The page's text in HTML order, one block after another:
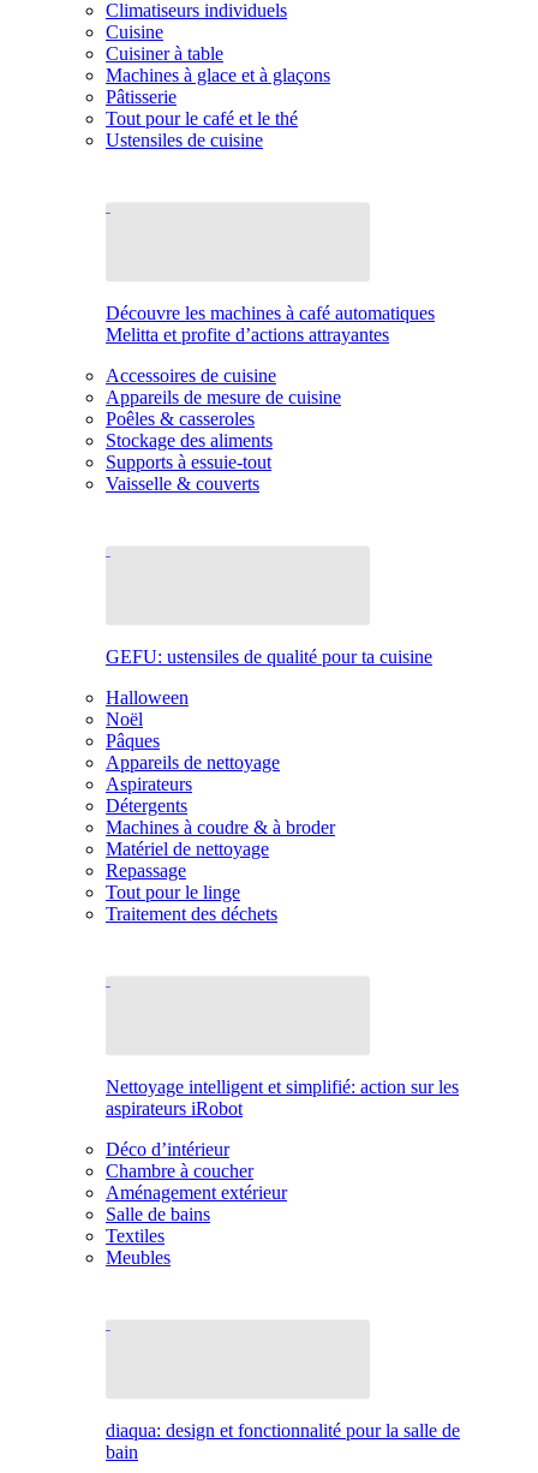
Climatiseurs individuels
Cuisine
Cuisiner à table
Machines à glace et à glaçons
Pâtisserie
Tout pour le café et le thé
Ustensiles de cuisine
Découvre les machines à café automatiques
Melitta et profite d’actions attrayantes
Accessoires de cuisine
Appareils de mesure de cuisine
Poêles & casseroles
Stockage des aliments
Supports à essuie-tout
Vaisselle & couverts
GEFU: ustensiles de qualité pour ta cuisine
Halloween
Noël
Pâques
Appareils de nettoyage
Aspirateurs
Détergents
Machines à coudre & à broder
Matériel de nettoyage
Repassage
Tout pour le linge
Traitement des déchets
Nettoyage intelligent et simplifié: action sur les
aspirateurs iRobot
Déco d’intérieur
Chambre à coucher
Aménagement extérieur
Salle de bains
Textiles
Meubles
diaqua: design et fonctionnalité pour la salle de
bain